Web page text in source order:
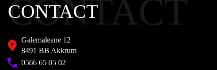
CONTACT
CONTACT
Galemaleane 12
8491 BB Akkrum
0566 65 05 02